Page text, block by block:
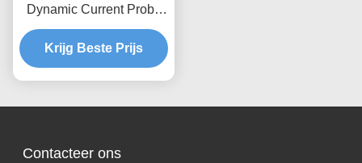
Dynamic Current Probe
0.12kA Peak 70%/ms
Verdunning, Anti-
interferentieontwerp
Krijg Beste Prijs
Contacteer ons